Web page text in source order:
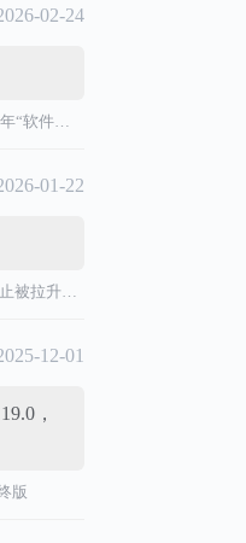
02-24
出历史舞台
01-22
拉升变形
12-01
，
版